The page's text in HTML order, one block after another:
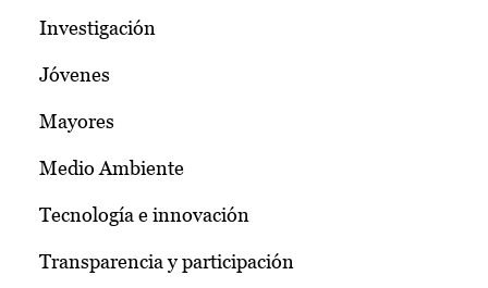
Investigación
Jóvenes
Mayores
Medio Ambiente
Tecnología e innovación
Transparencia y participación